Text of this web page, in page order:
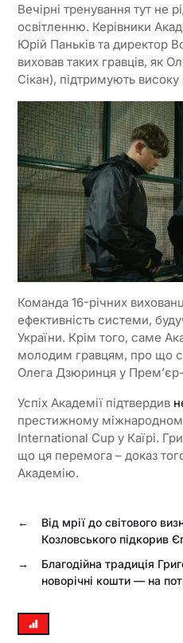
Вечірні тренування тут не
освітленню. Керівники
Юрій Паньків та директор
виховав таких гравців, як
Сікан), підтримують високу
Команда 16-річних
ефективність системи,
України. Крім того, саме
молодим гравцям, про що
Олега Дзюринця у Прем’єр-
Успіх Академії підтвердив
престижному
International Cup у Каїрі.
що ця перемога – доказ
Академію.
←
Від мрії до світового
Козловського підкорив
→
Благодійна традиція
новорічні кошти — на